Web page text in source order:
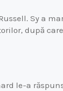
Sy a
după
le-a